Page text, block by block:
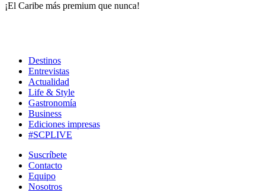
¡El Caribe más premium que nunca!
Destinos
Entrevistas
Actualidad
Life & Style
Gastronomía
Business
Ediciones impresas
#SCPLIVE
Suscríbete
Contacto
Equipo
Nosotros